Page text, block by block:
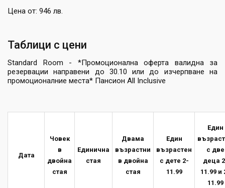
Цена от: 946 лв.
Таблици с цени
Standard Room - *Промоционална оферта валидна за
резервации направени до 30.10 или до изчерпване на
промоционалние места* Пансион All Inclusive
Дата
Човек
в
двойна
стая
Единична
стая
Двама
възрастни
в двойна
стая
Един
възрастен
с дете 2-
11.99
Един
с две
деца
11.99 и
11.99